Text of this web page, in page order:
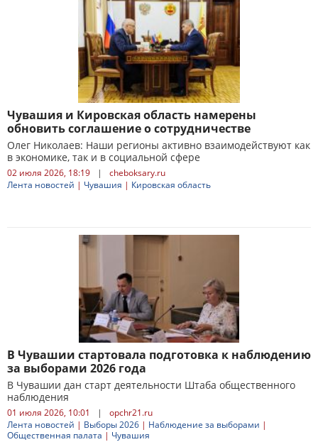
Чувашия и Кировская область намерены
обновить соглашение о сотрудничестве
Олег Николаев: Наши регионы активно взаимодействуют как
в экономике, так и в социальной сфере
02 июля 2026, 18:19 |
cheboksary.ru
Лента новостей | Чувашия | Кировская область
В Чувашии стартовала подготовка к наблюдению
за выборами 2026 года
В Чувашии дан старт деятельности Штаба общественного
наблюдения
01 июля 2026, 10:01 |
opchr21.ru
Лента новостей | Выборы 2026 | Наблюдение за выборами |
Общественная палата | Чувашия